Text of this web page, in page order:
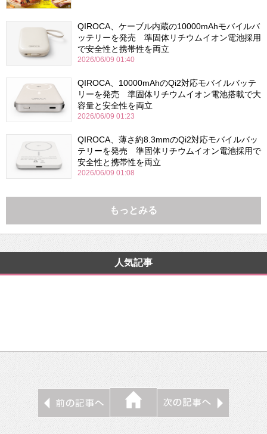
QIROCA、ケーブル内蔵の10000mAhモバイルバ
ッテリーを発売 準固体リチウムイオン電池採用
で安全性と携帯性を両立
2026/06/09 01:40
QIROCA、10000mAhのQi2対応モバイルバッテ
リーを発売 準固体リチウムイオン電池搭載で大
容量と安全性を両立
2026/06/09 01:23
QIROCA、薄さ約8.3mmのQi2対応モバイルバッ
テリーを発売 準固体リチウムイオン電池採用で
安全性と携帯性を両立
2026/06/09 01:08
もっとみる
人気記事